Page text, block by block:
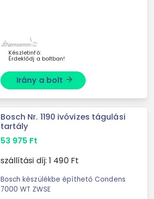
Készletinfó:
Érdeklődj a boltban!
Irány a bolt arrow_forward
Bosch Nr. 1190 ivóvizes tágulási
tartály
53 975 Ft
szállítási díj: 1 490Ft
Bosch készülékbe építhető Condens
7000 WT ZWSE